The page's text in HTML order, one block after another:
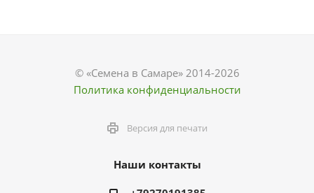
© «Семена в Самаре» 2014-2026
Политика конфиденциальности
Версия для печати
Наши контакты